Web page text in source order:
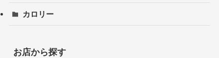
カロリー
お店から探す